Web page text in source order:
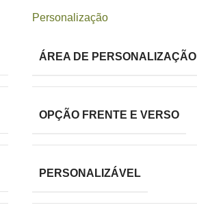
Personalização
ÁREA DE PERSONALIZAÇÃO
OPÇÃO FRENTE E VERSO
PERSONALIZÁVEL